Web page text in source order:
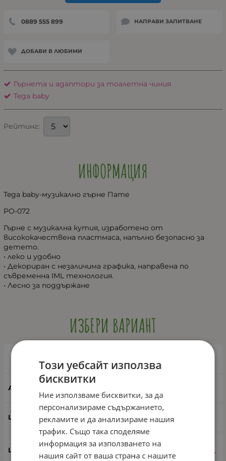
0889 555 899 НАПРАВИ ЗАПИТВАНЕ
ДОБАВИ В ЛЮБИМИ
Гърнета и адаптори за тоалетна чиния
Tega baby
Рейтинг:
ИНФОРМАЦИЯ
Tega baby-музикално гърне Пате
РО-072
Гърне с музикална кутия, изработено от
висококачествена пластмаса, напълно безопасно за
детето.
• леко и удобно
• Декориран с незаличима графика, направена по
съвременна IML технология.
• Лесно за поддържане
ИЗБЕРИ ВАРИАНТ
Розов
7.11 € лв.
Този уебсайт използва
бисквитки
Ние използваме бисквитки, за да
персонализираме съдържанието,
рекламите и да анализираме нашия
трафик. Също така споделяме
информация за използването на
нашия сайт от ваша страна с нашите